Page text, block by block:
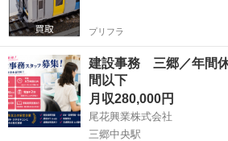
プリフラ
建設事務 三郷／年間
間以下
月収280,000円
尾花興業株式会社
三郷中央駅